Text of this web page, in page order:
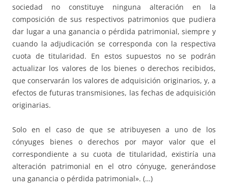
sociedad no constituye ninguna alteración en la
composición de sus respectivos patrimonios que pudiera
dar lugar a una ganancia o pérdida patrimonial, siempre y
cuando la adjudicación se corresponda con la respectiva
cuota de titularidad. En estos supuestos no se podrán
actualizar los valores de los bienes o derechos recibidos,
que conservarán los valores de adquisición originarios, y, a
efectos de futuras transmisiones, las fechas de adquisición
originarias.
Solo en el caso de que se atribuyesen a uno de los
cónyuges bienes o derechos por mayor valor que el
correspondiente a su cuota de titularidad, existiría una
alteración patrimonial en el otro cónyuge, generándose
una ganancia o pérdida patrimonial». (…)